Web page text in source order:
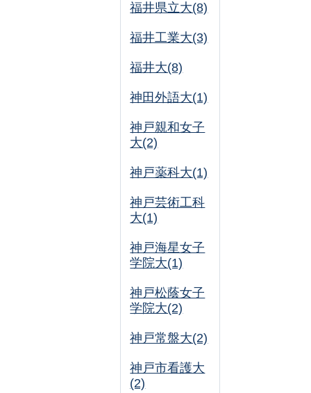
福井県立大(8)
福井工業大(3)
福井大(8)
神田外語大(1)
神戸親和女子
大(2)
神戸薬科大(1)
神戸芸術工科
大(1)
神戸海星女子
学院大(1)
神戸松蔭女子
学院大(2)
神戸常盤大(2)
神戸市看護大
(2)